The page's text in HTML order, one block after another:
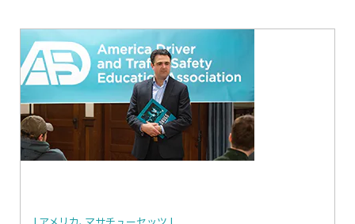
| アメリカ､マサチューセッツ |